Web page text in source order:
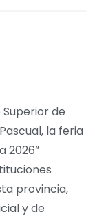
de
la feria
2026”
provincia,
y de